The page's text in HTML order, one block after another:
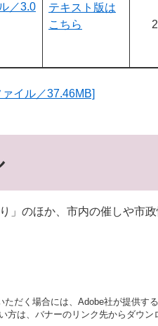
／3.0
テキスト版は
こちら
イル／37.46MB]
」のほか、市内の催しや市
だく場合には、Adobe社が提供す
方は、バナーのリンク先からダウン